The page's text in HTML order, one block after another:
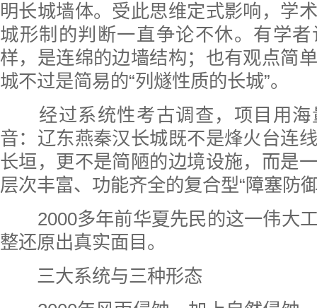
明长城墙体。受此思维定式影响，学
城形制的判断一直争论不休。有学
样，是连绵的边墙结构；也有观点简
城不过是简易的“列燧性质的长城”。
经过系统性考古调查，项目用海
音：辽东燕秦汉长城既不是烽火台连
长垣，更不是简陋的边境设施，而是
层次丰富、功能齐全的复合型“障塞防
2000多年前华夏先民的这一伟大
整还原出真实面目。
三大系统与三种形态